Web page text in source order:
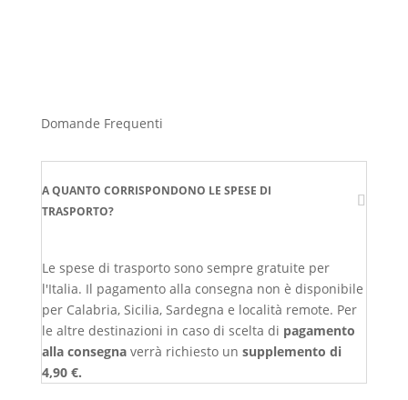
Domande Frequenti
A QUANTO CORRISPONDONO LE SPESE DI
TRASPORTO?
Le spese di trasporto sono sempre gratuite per
l'Italia. Il pagamento alla consegna non è disponibile
per Calabria, Sicilia, Sardegna e località remote. Per
le altre destinazioni in caso di scelta di pagamento
alla consegnaverrà richiesto un supplemento di
4,90 €.